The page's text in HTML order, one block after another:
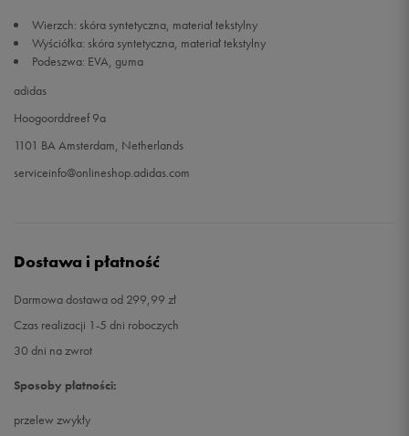
Wierzch: skóra syntetyczna, materiał tekstylny
Wyściółka: skóra syntetyczna, materiał tekstylny
Podeszwa: EVA, guma
adidas
Hoogoorddreef 9a
1101 BA Amsterdam, Netherlands
serviceinfo@onlineshop.adidas.com
Dostawa i płatność
Darmowa dostawa od 299,99 zł
Czas realizacji 1-5 dni roboczych
30 dni na zwrot
Sposoby płatności:
przelew zwykły